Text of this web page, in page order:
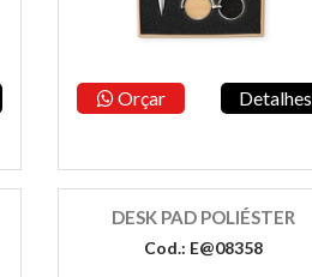
Orçar Detalhes
DESK PAD POLIÉSTER
Cod.: E@08358